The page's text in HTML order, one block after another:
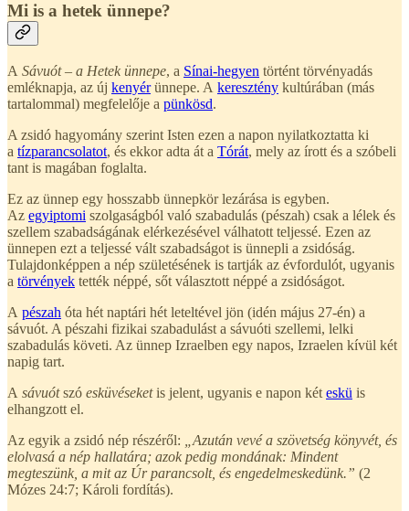
Mi is a hetek ünnepe?
A Sávuót – a Hetek ünnepe, a Sínai-hegyen történt törvényadás
emléknapja, az új kenyérünnepe. A keresztény kultúrában (más
tartalommal) megfelelője a pünkösd.
A zsidó hagyomány szerint Isten ezen a napon nyilatkoztatta ki
a tízparancsolatot, és ekkor adta át a Tórát, mely az írott és a szóbeli
tant is magában foglalta.
Ez az ünnep egy hosszabb ünnepkör lezárása is egyben.
Az egyiptomi szolgaságból való szabadulás (pészah) csak a lélek és
szellem szabadságának elérkezésével válhatott teljessé. Ezen az
ünnepen ezt a teljessé vált szabadságot is ünnepli a zsidóság.
Tulajdonképpen a nép születésének is tartják az évfordulót, ugyanis
a törvények tették néppé, sőt választott néppé a zsidóságot.
A pészah óta hét naptári hét leteltével jön (idén május 27-én) a
sávuót. A pészahi fizikai szabadulást a sávuóti szellemi, lelki
szabadulás követi. Az ünnep Izraelben egy napos, Izraelen kívül két
napig tart.
A sávuótszó esküvéseketis jelent, ugyanis e napon két eskü is
elhangzott el.
Az egyik a zsidó nép részéről:
„Azután vevé a szövetség könyvét, és
elolvasá a nép hallatára; azok pedig mondának: Mindent
megteszünk, a mit az Úr parancsolt, és engedelmeskedünk.” (2
Mózes 24:7; Károli fordítás).